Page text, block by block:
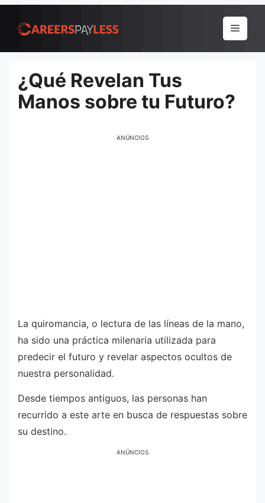
para
conteúdo
Menu
¿Qué Revelan Tus
Manos sobre tu Futuro?
ANÚNCIOS
La quiromancia, o lectura de las líneas de la mano,
ha sido una práctica milenaria utilizada para
predecir el futuro y revelar aspectos ocultos de
nuestra personalidad.
Desde tiempos antiguos, las personas han
recurrido a este arte en busca de respuestas sobre
su destino.
ANÚNCIOS